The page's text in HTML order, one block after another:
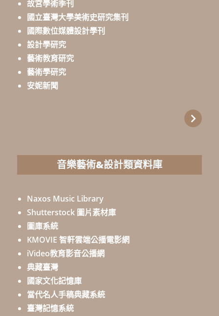
故宮學術季刊
國立臺灣大學美術史研究集刊
國際數位媒體設計學刊
設計學研究
藝術教育研究
藝術學研究
安妮新聞
音樂藝術&設計類資料庫
Naxos Music Library
Shutterstock 圖片素材庫
圖庫系統
KMOVIE 智軒雲端公播電影網
iVideo教育影音公播網
典藏臺灣
國家文化記憶庫
當代名人手稿典藏系統
臺灣記憶系統